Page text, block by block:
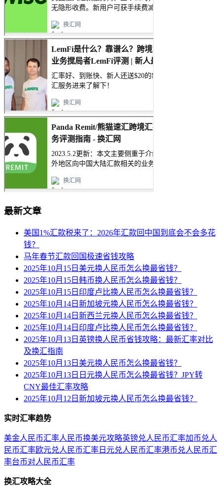
最新文章
美国1%汇款税来了：2026年汇款回中国到底会不会多花
钱？
马年春节汇款回国极速省钱攻略
2025年10月15日美元换人民币怎么换最省钱？
2025年10月15日韩币换人民币怎么换最省钱？
2025年10月15日印度卢比换人民币怎么换最省钱？
2025年10月14日新加坡元换人民币怎么换最省钱？
2025年10月14日新西兰元换人民币怎么换最省钱？
2025年10月14日印度卢比换人民币怎么换最省钱？
2025年10月13日英镑换人民币省钱攻略：最新汇率对比
及换汇指南
2025年10月13日美元换人民币怎么换最省钱？
2025年10月13日日元换人民币怎么换最省钱？JPY转
CNY最佳汇率攻略
2025年10月12日新加坡元换人民币怎么换最省钱？
实时汇率趋势
美金人民币汇率人民币换美元攻略英镑兑人民币汇率加币兑人
民币汇率欧元兑人民币汇率 日元兑人民币汇率港币兑人民币汇
率台币对人民币汇率
换汇攻略大全